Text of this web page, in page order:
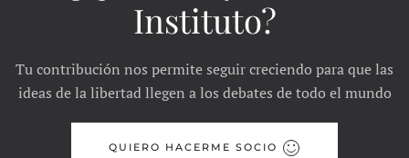
Instituto?
Tu contribución nos permite seguir creciendo para que las
ideas de la libertad llegen a los debates de todo el mundo
QUIERO HACERME SOCIO